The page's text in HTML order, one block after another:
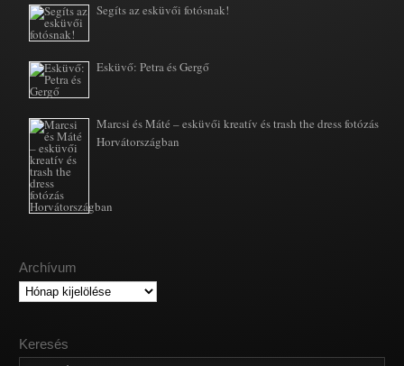
Segíts az esküvői fotósnak!
Esküvő: Petra és Gergő
Marcsi és Máté – esküvői kreatív és trash the dress fotózás
Horvátországban
Archívum
Archívum
Keresés